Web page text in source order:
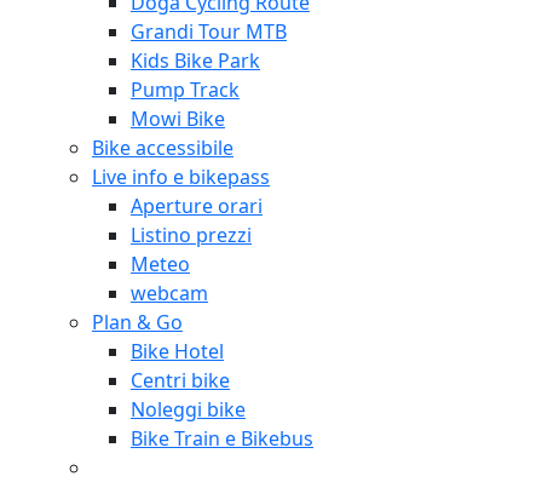
Grandi Tour MTB
Kids Bike Park
Pump Track
Mowi Bike
Bike accessibile
Live info e bikepass
Aperture orari
Listino prezzi
Meteo
webcam
Plan & Go
Bike Hotel
Centri bike
Noleggi bike
Bike Train e Bikebus